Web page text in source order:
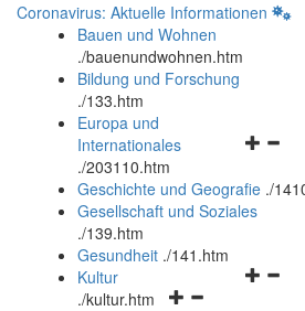
Coronavirus: Aktuelle Informationen
Bauen und Wohnen
./bauenundwohnen.htm
Bildung und Forschung
./133.htm
und
schließen
Europa und
Internationales
./203110.htm
Geschichte und Geografie ./
Gesellschaft und Soziales
./139.htm
Gesundheit ./141.htm
Navigationsmenü
Kultur
./kultur.htm